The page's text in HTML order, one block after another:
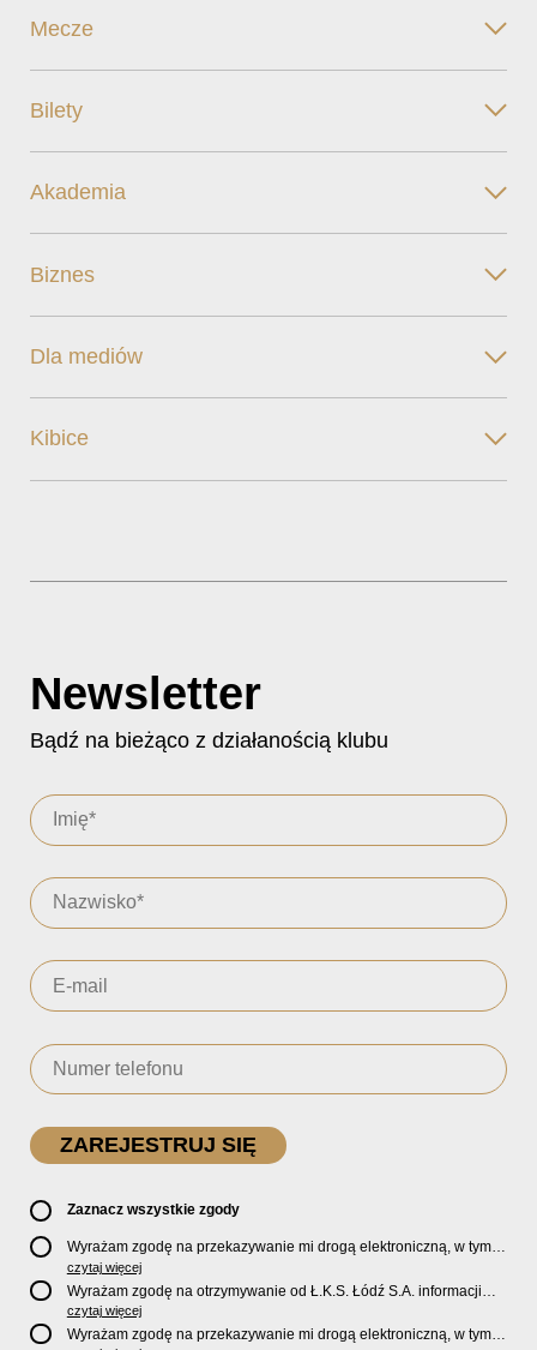
Mecze
Bilety
Akademia
Biznes
Dla mediów
Kibice
Newsletter
Bądź na bieżąco z działanością klubu
Zaznacz wszystkie zgody
Wyrażam zgodę na przekazywanie mi drogą elektroniczną, w tym
pocztą e-mail, oficjalnego newslettera oraz informacji o zniżkach,
promocjach, nowościach, biletach, karnetach, ofercie sklepu U2
Store oraz serwisu bilety.lkslodz.pl i innych produktach oraz
usługach oferowanych przez Ł.K.S. Łódź S.A.
czytaj więcej
Wyrażam zgodę na otrzymywanie od Ł.K.S. Łódź S.A. informacji
marketingowych dotyczących działalności spółki, ofert, wydarzeń i
produktów za pośrednictwem wiadomości SMS oraz połączeń
czytaj więcej
Wyrażam zgodę na przekazywanie mi drogą elektroniczną, w tym